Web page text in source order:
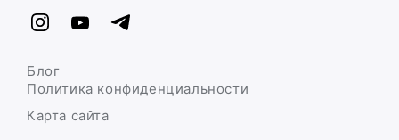
Политика конфиденциальности
Карта сайта
Блог